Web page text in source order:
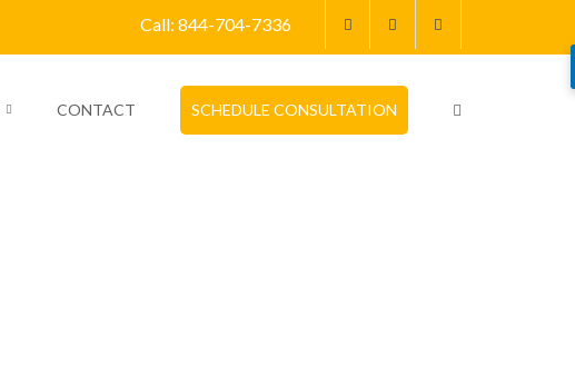
Call: 844-704-7336
CONTACT SCHEDULE CONSULTATION